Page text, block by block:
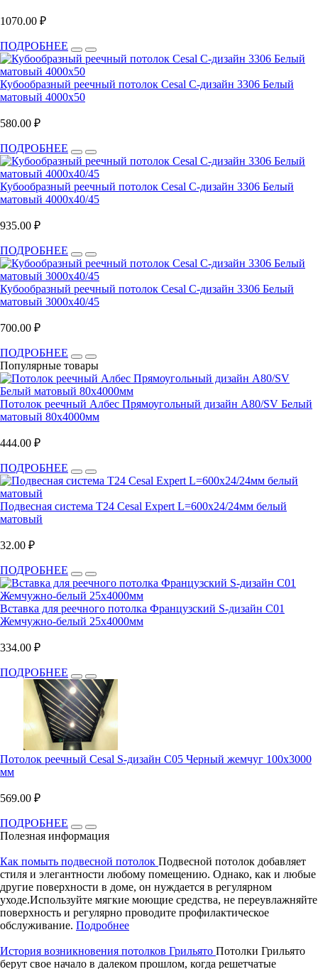
1070.00 ₽
ПОДРОБНЕЕ
Кубообразный реечный потолок Cesal C-дизайн 3306 Белый
матовый 4000х50
580.00 ₽
ПОДРОБНЕЕ
Кубообразный реечный потолок Cesal C-дизайн 3306 Белый
матовый 4000х40/45
935.00 ₽
ПОДРОБНЕЕ
Кубообразный реечный потолок Cesal C-дизайн 3306 Белый
матовый 3000х40/45
700.00 ₽
ПОДРОБНЕЕ
Популярные товары
Потолок реечный Албес Прямоугольный дизайн A80/SV Белый
матовый 80x4000мм
444.00 ₽
ПОДРОБНЕЕ
Подвесная система T24 Cesal Expert L=600х24/24мм белый
матовый
32.00 ₽
ПОДРОБНЕЕ
Вставка для реечного потолка Французский S-дизайн С01
Жемчужно-белый 25х4000мм
334.00 ₽
ПОДРОБНЕЕ
Потолок реечный Cesal S-дизайн C05 Черный жемчуг 100х3000
мм
569.00 ₽
ПОДРОБНЕЕ
Полезная информация
Как помыть подвесной потолок Подвесной потолок добавляет
стиля и элегантности любому помещению. Однако, как и любые
другие поверхности в доме, он нуждается в регулярном
уходе.Используйте мягкие моющие средства, не переувлажняйте
поверхность и регулярно проводите профилактическое
обслуживание. Подробнее
История возникновения потолков Грильято Потолки Грильято
берут свое начало в далеком прошлом, когда решетчатые